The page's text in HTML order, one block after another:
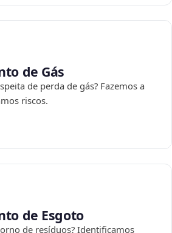
de Gás
de perda de gás? Fazemos a
riscos.
de Esgoto
de resíduos? Identificamos